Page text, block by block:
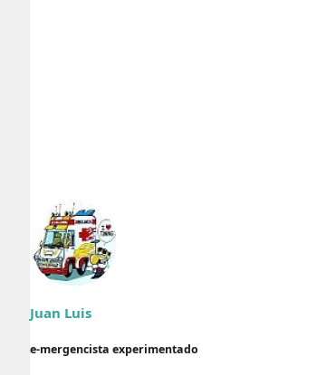
Juan Luis
e-mergencista experimentado